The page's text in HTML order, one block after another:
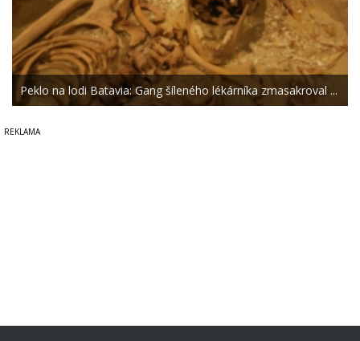
Peklo na lodi Batavia: Gang šíleného lékárníka zmasakroval ...